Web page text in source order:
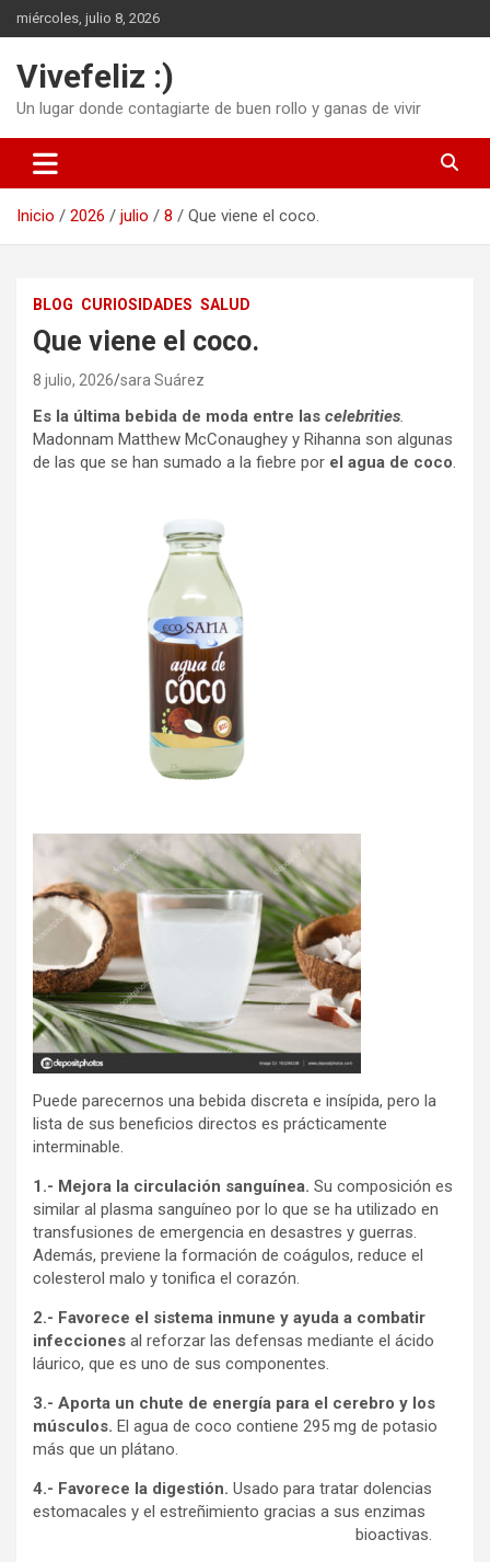
Saltar
al
miércoles, julio 8, 2026
Vivefeliz :)
Un lugar donde contagiarte de buen rollo y ganas de vivir
Inicio 2026 julio 8 Que viene el coco.
BLOG CURIOSIDADES SALUD
Que viene el coco.
8 julio, 2026 sara Suárez
Es la última bebida de moda entre las celebrities.
Madonnam Matthew McConaughey y Rihanna son algunas
de las que se han sumado a la fiebre por el agua de coco.
Puede parecernos una bebida discreta e insípida, pero la
lista de sus beneficios directos es prácticamente
interminable.
1.- Mejora la circulación sanguínea. Su composición es
similar al plasma sanguíneo por lo que se ha utilizado en
transfusiones de emergencia en desastres y guerras.
Además, previene la formación de coágulos, reduce el
colesterol malo y tonifica el corazón.
2.- Favorece el sistema inmune y ayuda a combatir
infecciones al reforzar las defensas mediante el ácido
láurico, que es uno de sus componentes.
3.- Aporta un chute de energía para el cerebro y los
músculos. El agua de coco contiene 295 mg de potasio
más que un plátano.
4.- Favorece la digestión. Usado para tratar dolencias
estomacales y el estreñimiento gracias a sus enzimas
bioactivas.